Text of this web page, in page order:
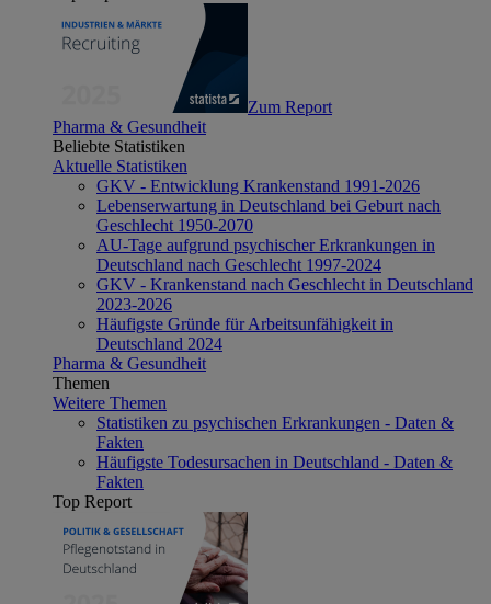
Zum Report
Pharma & Gesundheit
Beliebte Statistiken
Aktuelle Statistiken
GKV - Entwicklung Krankenstand 1991-2026
Lebenserwartung in Deutschland bei Geburt nach
Geschlecht 1950-2070
AU-Tage aufgrund psychischer Erkrankungen in
Deutschland nach Geschlecht 1997-2024
GKV - Krankenstand nach Geschlecht in Deutschland
2023-2026
Häufigste Gründe für Arbeitsunfähigkeit in
Deutschland 2024
Pharma & Gesundheit
Themen
Weitere Themen
Statistiken zu psychischen Erkrankungen - Daten &
Fakten
Häufigste Todesursachen in Deutschland - Daten &
Fakten
Top Report